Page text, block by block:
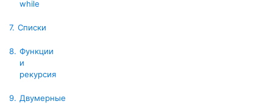
while
7. Списки
8. Функции
и
рекурсия
9. Двумерные